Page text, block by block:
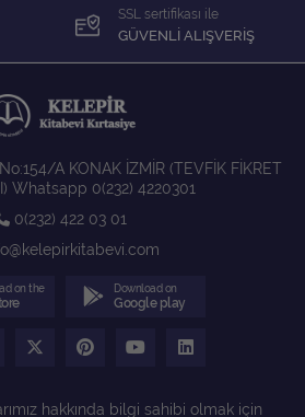
SSL sertifikası ile
GÜVENLİ ALIŞVERİŞ
A KONAK İZMİR (TEVFİK FİKRET
Whatsapp 0(232) 4220301
0(232) 422 03 01
on the Download on
Google play
hakkında bilgi sahibi olmak için